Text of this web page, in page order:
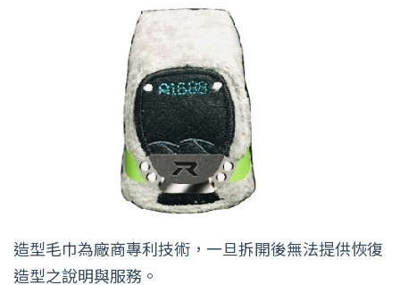
造型毛巾為廠商專利技術，一旦拆開後無法提供恢復
造型之說明與服務。